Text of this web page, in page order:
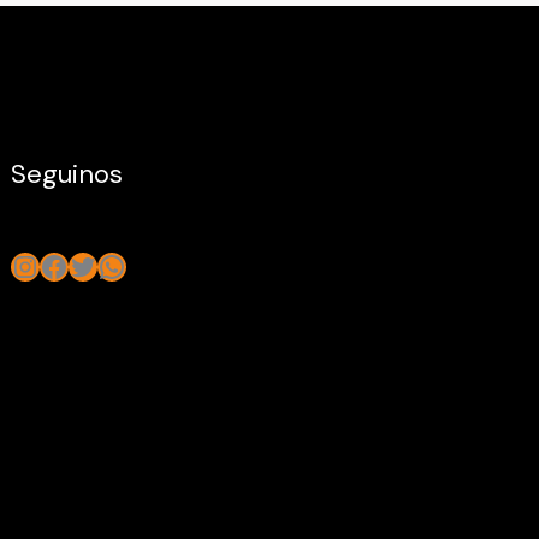
Seguinos
Instagram
Facebook
Twitter
WhatsApp